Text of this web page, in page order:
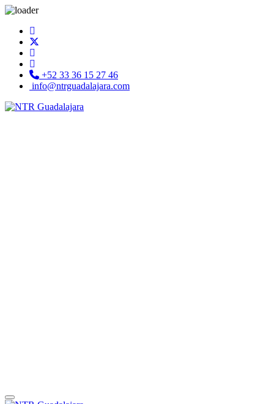
+52 33 36 15 27 46
info@ntrguadalajara.com